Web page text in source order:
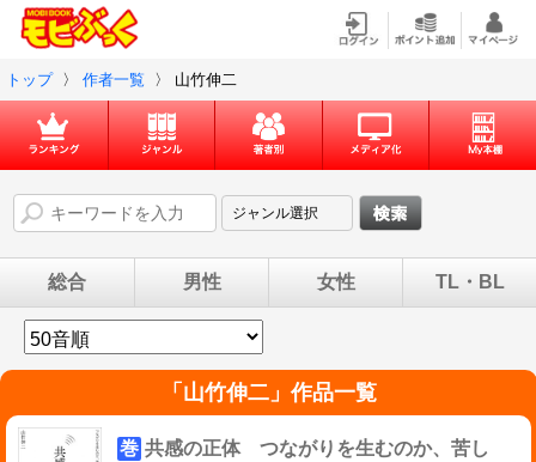
トップ 〉 作者一覧 〉 山竹伸二
総合 男性 女性 TL・BL
「 山竹伸二」作品一覧
巻 共感の正体 つながりを生むのか、苦し